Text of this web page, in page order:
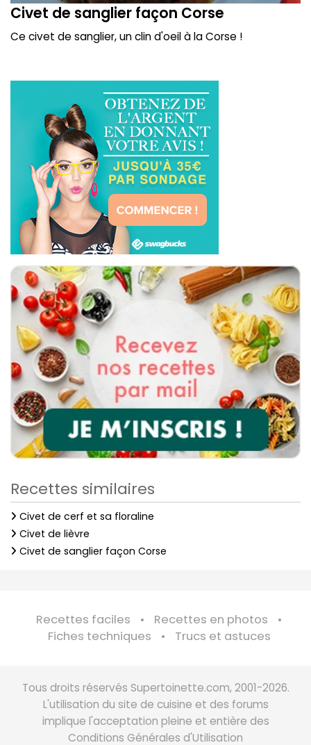
Civet de sanglier façon Corse
Ce civet de sanglier, un clin d'oeil à la Corse !
Recettes similaires
Civet de cerf et sa floraline
Civet de lièvre
Civet de sanglier façon Corse
Recettes faciles
Recettes en photos
Fiches techniques
Trucs et astuces
Tous droits réservés Supertoinette.com, 2001-2026.
L'utilisation du site de cuisine et des forums
implique l'acceptation pleine et entière des
Conditions Générales d'Utilisation